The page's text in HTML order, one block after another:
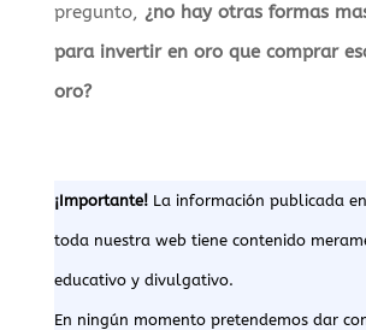
pregunto, ¿no hay otras formas
para invertir en oro que comprar
oro?
¡Importante! La información publicada
toda nuestra web tiene contenido
educativo y divulgativo.
En ningún momento pretendemos dar